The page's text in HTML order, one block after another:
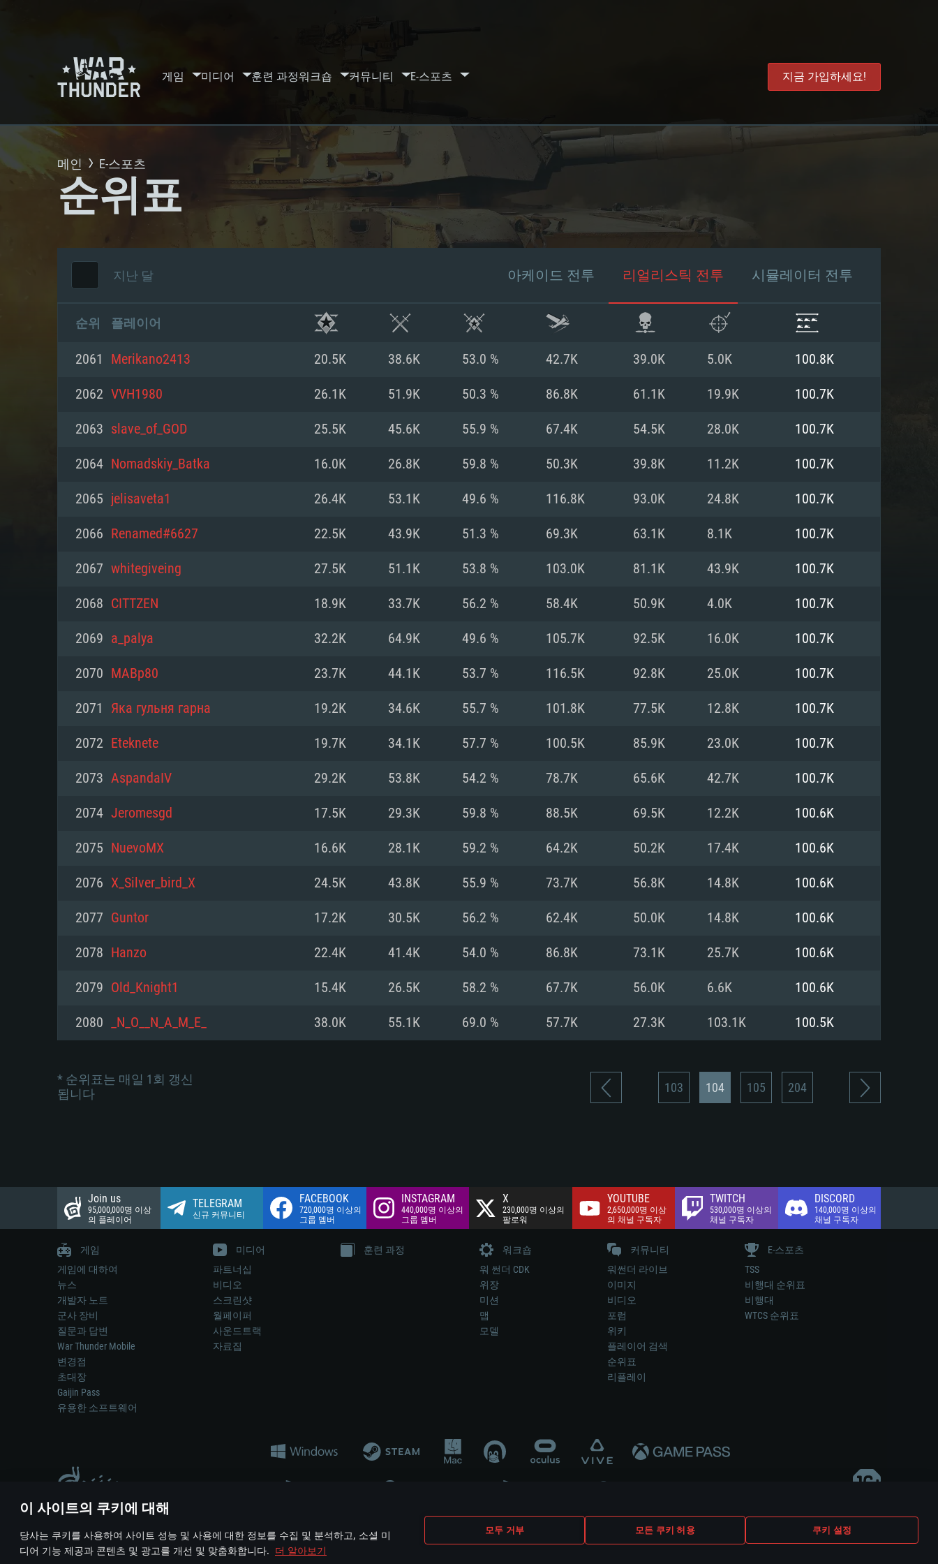
이 사이트의 쿠키에 대해
당사는 쿠키를 사용하여 사이트 성능 및 사용에 대한 정보를 수집 및 분석하고, 소셜 미
디어 기능 제공과 콘텐츠 및 광고를 개선 및 맞춤화합니다. 더 알아보기
모두 거부 모든 쿠키 허용 쿠키 설정
게임 미디어 훈련 과정워크숍 커뮤니티 E-스포츠 지금 가입하세요!
시스템 요구사항
MAC
최소사양
운영체제: Windows 10 (64 bit)
프로세서: 2.2 GHz 듀얼코어 이상
메모리: 4GB
그래픽 카드: DirectX 11 이상을 지원하는 AMD
해상도: 720p
네트워크: 브로드밴드 인터넷
여유 저장 공간: 22.1 GB (최소 클라이언트)
권장 사양
운영체제: Windows 10/11 (64 bit)
프로세서: Intel Core i5 또는 Ryzen 5 3600 이상
메모리: 16 GB 이상
그래픽 카드: DirectX 11 이상을 지원하는 Nvidia
최소사양
운영체제: Mac OS Big Sur 11.0
프로세서: 최소 2.2 GHz의 Core i5 (Intel Xeon 은 지
원하지 않습니다)
(Mac), 혹은 이와 비슷한 성능을 가지는 Mac 버전
의 AMD/Nvidia. 최소 해상도: 720p
네트워크: 브로드밴드 인터넷
여유 저장 공간: 22.1 GB (최소 클라이언트)
권장 사양
운영체제: Mac OS Big Sur 11.0
프로세서: Core i7 (Intel Xeon 은 지원하지 않습니
상
네트워크: 브로드밴드 인터넷
여유 저장 공간: 62.2 GB (전체 클라이언트)
최소사양
운영체제: 64bit Linux 중 최신 버전
프로세서: 2.4 GHz 듀얼코어
메모리: 4 GB
그래픽 카드: Vulkan 을 지원하고, 최신 그래픽 드라
와 동급의 성능을 가지며 최신 그래픽 드라이버를
지원하는 AMD (6개월 미만; 최소사양 지원 해상도
권장 사양
운영체제: Ubuntu 20.04 64bit
프로세서: Intel Core i7
메모리: 16 GB
그래픽 카드: Vulkan 을 지원하고, 최신 그래픽 드라
와 동급의 성능을 가지며 최신 그래픽 드라이버를
지원하는 AMD RX 570 (6개월 미만; 최소사양 지원
메인 E-스포츠
순위표
지난 달 아케이드 전투 리얼리스틱 전투 시뮬레이터 전투
순위 플레이어
2061 Merikano2413 20.5K 38.6K 53.0 % 42.7K 39.0K 5.0K 100.8K
2062 VVH1980 26.1K 51.9K 50.3 % 86.8K 61.1K 19.9K 100.7K
2063 slave_of_GOD 25.5K 45.6K 55.9 % 67.4K 54.5K 28.0K 100.7K
2064 Nomadskiy_Batka 16.0K 26.8K 59.8 % 50.3K 39.8K 11.2K 100.7K
2065 jelisaveta1 26.4K 53.1K 49.6 % 116.8K 93.0K 24.8K 100.7K
2066 Renamed#6627 22.5K 43.9K 51.3 % 69.3K 63.1K 8.1K 100.7K
2067 whitegiveing 27.5K 51.1K 53.8 % 103.0K 81.1K 43.9K 100.7K
2068 СITTZEN 18.9K 33.7K 56.2 % 58.4K 50.9K 4.0K 100.7K
2069 a_palya 32.2K 64.9K 49.6 % 105.7K 92.5K 16.0K 100.7K
2070 MABp80 23.7K 44.1K 53.7 % 116.5K 92.8K 25.0K 100.7K
2071 Яка гульня гарна 19.2K 34.6K 55.7 % 101.8K 77.5K 12.8K 100.7K
2072 Eteknete 19.7K 34.1K 57.7 % 100.5K 85.9K 23.0K 100.7K
2073 AspandaIV 29.2K 53.8K 54.2 % 78.7K 65.6K 42.7K 100.7K
2074 Jeromesgd 17.5K 29.3K 59.8 % 88.5K 69.5K 12.2K 100.6K
2075 NuevoMX 16.6K 28.1K 59.2 % 64.2K 50.2K 17.4K 100.6K
2076 X_Silver_bird_X 24.5K 43.8K 55.9 % 73.7K 56.8K 14.8K 100.6K
2077 Guntor 17.2K 30.5K 56.2 % 62.4K 50.0K 14.8K 100.6K
2078 Hanzо 22.4K 41.4K 54.0 % 86.8K 73.1K 25.7K 100.6K
2079 Old_Knight1 15.4K 26.5K 58.2 % 67.7K 56.0K 6.6K 100.6K
2080 _N_O__N_A_M_E_ 38.0K 55.1K 69.0 % 57.7K 27.3K 103.1K 100.5K
* 순위표는 매일 1회 갱신
됩니다
103 104 105 204
Join us
95,000,000명 이상
의 플레이어
TELEGRAM
신규 커뮤니티
FACEBOOK
720,000명 이상의
그룹 멤버
INSTAGRAM
440,000명 이상의
그룹 멤버
X
230,000명 이상의
팔로워
YOUTUBE
2,650,000명 이상
의 채널 구독자
TWITCH
530,000명 이상의
채널 구독자
DISCORD
140,000명 이상의
채널 구독자
게임
게임에 대하여
뉴스
개발자 노트
군사 장비
질문과 답변
War Thunder Mobile
변경점
초대장
Gaijin Pass
유용한 소프트웨어
미디어
파트너십
비디오
스크린샷
월페이퍼
사운드트랙
자료집
훈련 과정
워크숍
워 썬더 CDK
위장
미션
맵
모델
커뮤니티
워썬더 라이브
이미지
비디오
포럼
위키
플레이어 검색
순위표
리플레이
E-스포츠
TSS
비행대 순위표
비행대
WTCS 순위표
게임 에서 어떠한 현실의 무기나 차량을 묘사하는 것은 무기 개발 업체나 장비 제조 업체가 게임 개발 후원 또는 홍보에 참여하지 않습니다..
© 2011—2026 Gaijin Games Kft. All trademarks, logos and brand names are the property of their respective owners.
이용 약관 이용 약관